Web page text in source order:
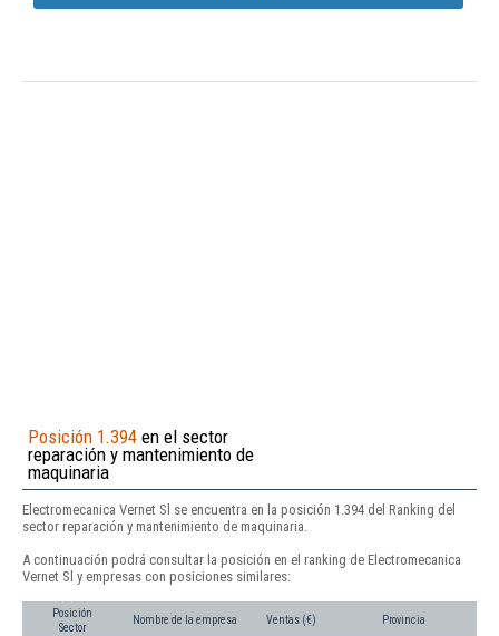
Posición 1.394 en el sector
reparación y mantenimiento de
maquinaria
Electromecanica Vernet Sl se encuentra en la posición 1.394 del Ranking del
sector reparación y mantenimiento de maquinaria.
A continuación podrá consultar la posición en el ranking de Electromecanica
Vernet Sl y empresas con posiciones similares:
Posición
Sector
Nombre de la empresa Ventas (€) Provincia